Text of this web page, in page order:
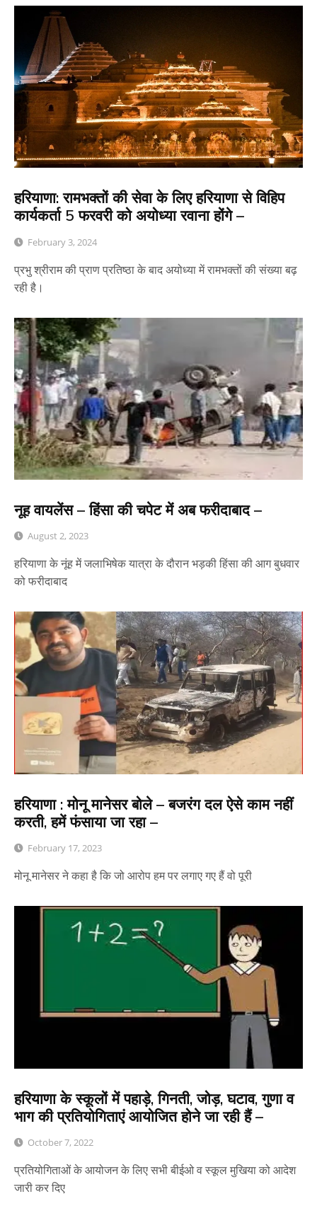
हरियाणा: रामभक्तों की सेवा के लिए हरियाणा से विहिप
कार्यकर्ता 5 फरवरी को अयोध्या रवाना होंगे –
February 3, 2024
प्रभु श्रीराम की प्राण प्रतिष्ठा के बाद अयोध्या में रामभक्तों की संख्या बढ़
रही है।
नूह वायलेंस – हिंसा की चपेट में अब फरीदाबाद –
August 2, 2023
हरियाणा के नूंह में जलाभिषेक यात्रा के दौरान भड़की हिंसा की आग बुधवार
को फरीदाबाद
हरियाणा : मोनू मानेसर बोले – बजरंग दल ऐसे काम नहीं
करती, हमें फंसाया जा रहा –
February 17, 2023
मोनू मानेसर ने कहा है कि जो आरोप हम पर लगाए गए हैं वो पूरी
हरियाणा के स्कूलों में पहाड़े, गिनती, जोड़, घटाव, गुणा व
भाग की प्रतियोगिताएं आयोजित होने जा रही हैं –
October 7, 2022
प्रतियोगिताओं के आयोजन के लिए सभी बीईओ व स्कूल मुखिया को आदेश
जारी कर दिए